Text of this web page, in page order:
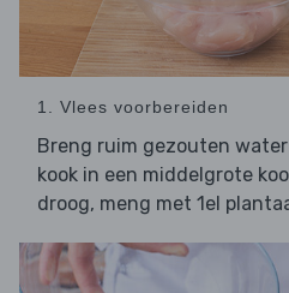
1. Vlees voorbereiden
Breng ruim gezouten
kook in een middelgrote
droog, meng met 1el